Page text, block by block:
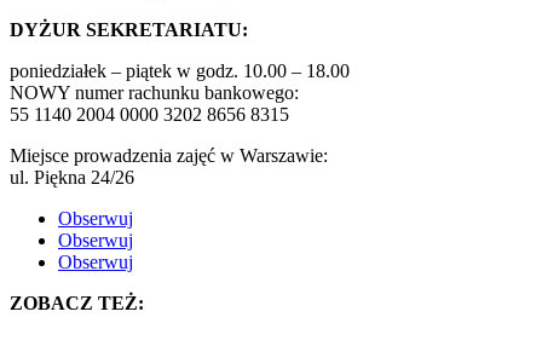
DYŻUR SEKRETARIATU:
poniedziałek – piątek w godz. 10.00 – 18.00
NOWY numer rachunku bankowego:
55 1140 2004 0000 3202 8656 8315
Miejsce prowadzenia zajęć w Warszawie:
ul. Piękna 24/26
Obserwuj
Obserwuj
Obserwuj
ZOBACZ TEŻ: